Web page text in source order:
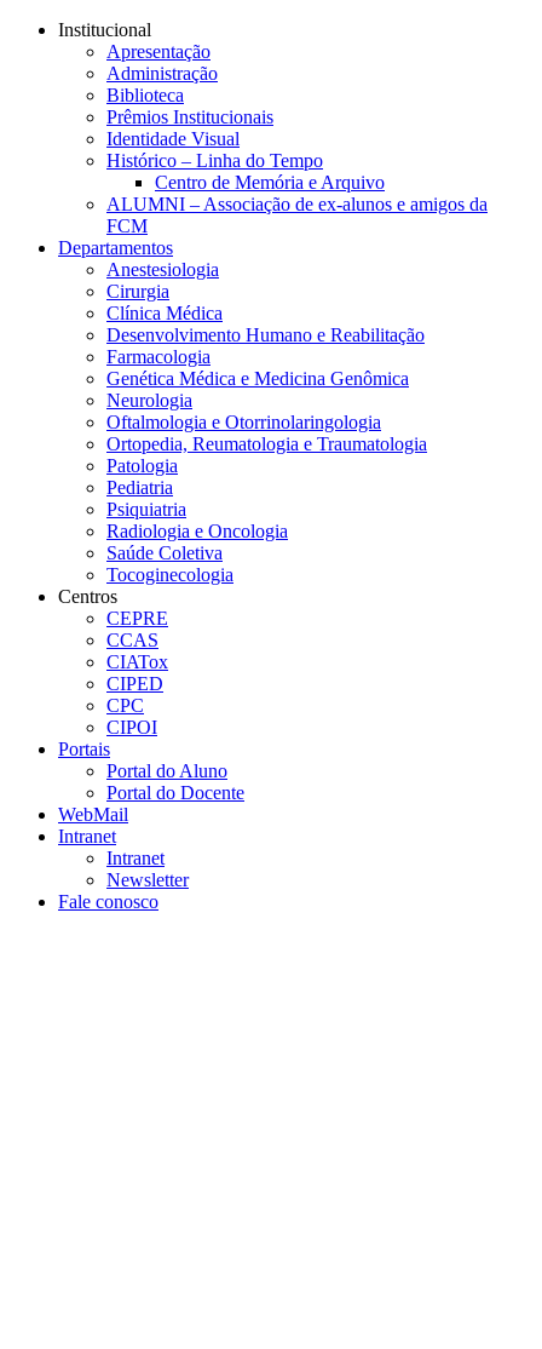
Conteúdo principal
Institucional
Apresentação
Administração
Biblioteca
Prêmios Institucionais
Identidade Visual
Histórico – Linha do Tempo
Centro de Memória e Arquivo
ALUMNI – Associação de ex-alunos e amigos da
FCM
Departamentos
Anestesiologia
Cirurgia
Clínica Médica
Desenvolvimento Humano e Reabilitação
Farmacologia
Genética Médica e Medicina Genômica
Neurologia
Oftalmologia e Otorrinolaringologia
Ortopedia, Reumatologia e Traumatologia
Patologia
Pediatria
Psiquiatria
Radiologia e Oncologia
Saúde Coletiva
Tocoginecologia
Centros
CEPRE
CCAS
CIATox
CIPED
CPC
CIPOI
Portais
Portal do Aluno
Portal do Docente
WebMail
Intranet
Intranet
Newsletter
Fale conosco